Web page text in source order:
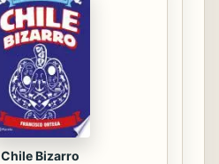
Chile Bizarro